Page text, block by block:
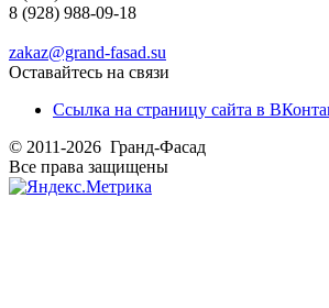
8 (928) 988-09-18
zakaz@grand-fasad.su
Оставайтесь на связи
Ссылка на страницу сайта в
© 2011-2026 Гранд-Фасад
Все права защищены